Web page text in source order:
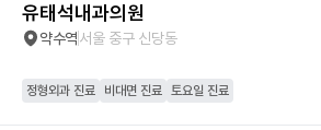
유태석내과의원
약수역서울 중구 신당동
정형외과 진료 비대면 진료 토요일 진료